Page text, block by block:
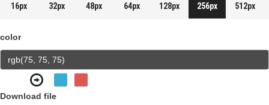
16px 32px 48px 64px 128px 256px 512px
color
Download file